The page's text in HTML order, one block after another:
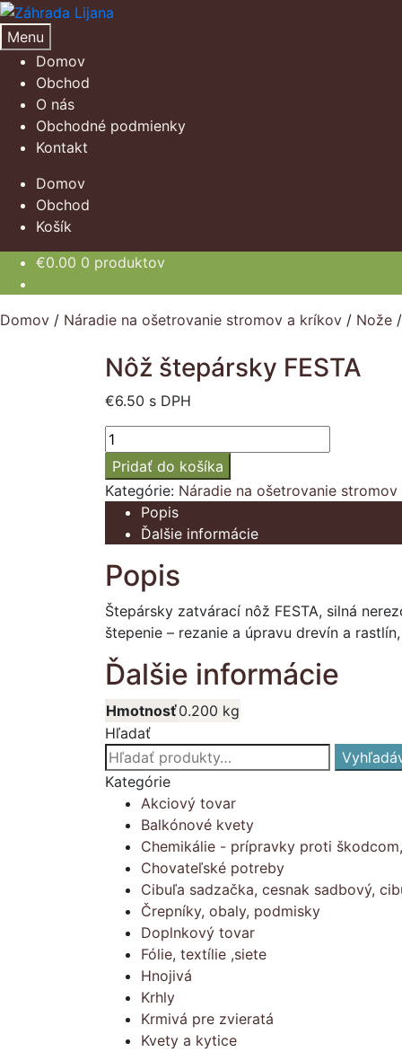
Preskočiť
na
navigáciu
Preskočiť
na
obsah
Menu
Domov
Obchod
O nás
Obchodné podmienky
Kontakt
Domov
Obchod
Košík
€0.00 0 produktov
Domov / Náradie na ošetrovanie stromov a kríkov / Nože
Nôž štepársky FESTA
€6.50 s DPH
množstvo
Nôž
štepársky
FESTA
Pridať do košíka
Kategórie: Náradie na ošetrovanie
Popis
Ďalšie informácie
Popis
Štepársky zatvárací nôž FESTA, silná
štepenie – rezanie a úpravu drevín a
Ďalšie informácie
Hmotnosť0.200 kg
Hľadať
Hľadať:
Kategórie
Akciový tovar
Balkónové kvety
Chemikálie - prípravky proti
Chovateľské potreby
Cibuľa sadzačka, cesnak sadbový,
Črepníky, obaly, podmisky
Doplnkový tovar
Fólie, textílie ,siete
Hnojivá
Krhly
Krmivá pre zvieratá
Kvety a kytice